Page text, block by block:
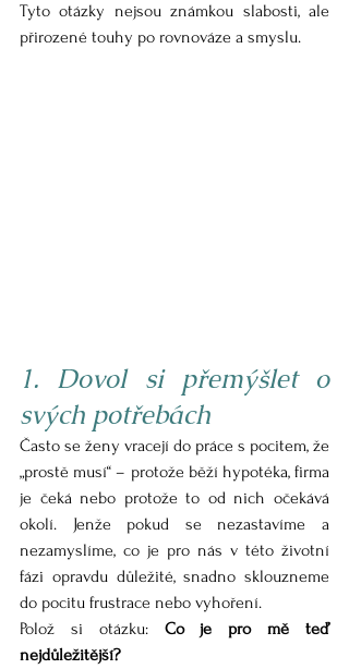
Tyto otázky nejsou známkou slabosti, ale
přirozené touhy po rovnováze a smyslu.
1. Dovol si přemýšlet o
svých potřebách
Často se ženy vracejí do práce s pocitem, že
„prostě musí“ – protože běží hypotéka, firma
je čeká nebo protože to od nich očekává
okolí. Jenže pokud se nezastavíme a
nezamyslíme, co je pro nás v této životní
fázi opravdu důležité, snadno sklouzneme
do pocitu frustrace nebo vyhoření.
Polož si otázku: Co je pro mě teď
nejdůležitější?